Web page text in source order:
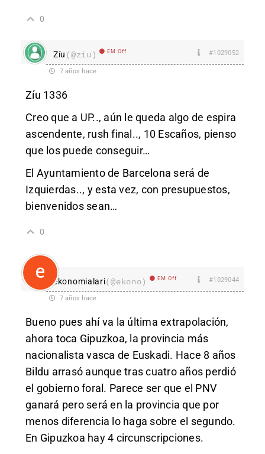
0
Zíu (@ziu) EM Off #1029052
7 años hace
Zíu 1336
Creo que a UP.., aún le queda algo de espira
ascendente, rush final.., 10 Escaños, pienso
que los puede conseguir…
El Ayuntamiento de Barcelona será de
Izquierdas.., y esta vez, con presupuestos,
bienvenidos sean…
0
ekonomialari(@ekono) EM Off #1029044
7 años hace
Bueno pues ahí va la última extrapolación,
ahora toca Gipuzkoa, la provincia más
nacionalista vasca de Euskadi. Hace 8 años
Bildu arrasó aunque tras cuatro años perdió
el gobierno foral. Parece ser que el PNV
ganará pero será en la provincia que por
menos diferencia lo haga sobre el segundo.
En Gipuzkoa hay 4 circunscripciones.